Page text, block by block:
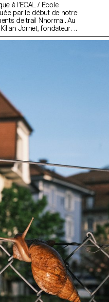
à l’ECAL / École
par le début de notre
de trail Nnormal. Au
Jornet, fondateur
de l’exploit en
4000 mètres,
le trail comme en
et de
Photographie à l’ECAL
ils sont animés par le
à la maîtrise
à la prise de risque,
qui leur
leur voie. Il est
et de trouver un
quantité d’images
tradition de
de haut
souhaitent
à une jeune
sur un terrain encore
artistique de Nnormal,
en 2005 un
a lancé cette
Poillot, également
brut et élégant en
Intervenant invité à
les étudiant·e·s avec
dans la cartographie
Dans un monde pollué
est difficile de se
à atteindre.
l’ECAL et Nnormal a
à se tourner vers la
d’évasion, de
essentiel fait de
entre ces deux
qui permet